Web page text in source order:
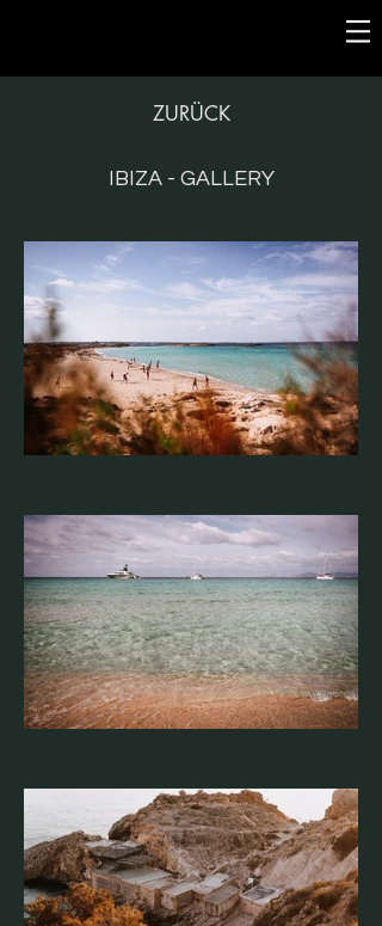
ZURÜCK
IBIZA - GALLERY